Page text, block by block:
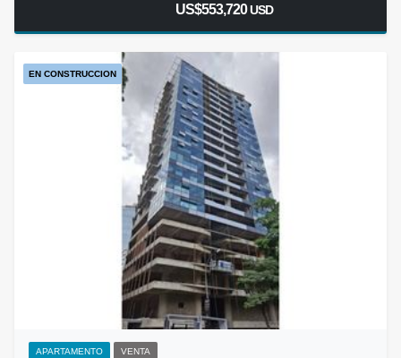
US$553,720USD
EN CONSTRUCCION
APARTAMENTO VENTA